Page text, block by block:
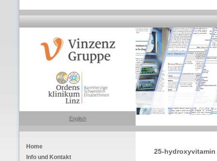
English
Home
Info und Kontakt
25-